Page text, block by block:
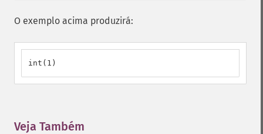
O exemplo acima produzirá:
int(1)
Veja Também